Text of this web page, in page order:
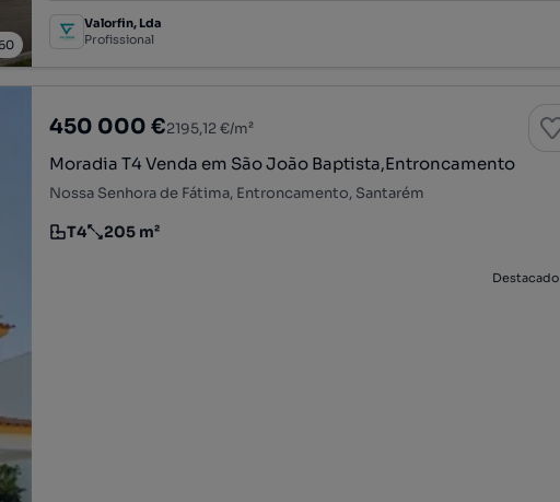
Valorfin, Lda
Profissional
450 000 €2195,12 €/m²
Moradia T4 Venda em São João Baptista,Entroncamento
Nossa Senhora de Fátima, Entroncamento, Santarém
Tipologia
T4
Preço por metro quadrado
205 m²
Destacado